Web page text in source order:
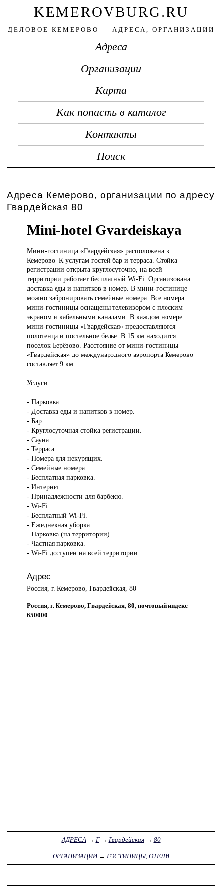
KEMEROVBURG.RU
ДЕЛОВОЕ КЕМЕРОВО — АДРЕСА, ОРГАНИЗАЦИИ
Адреса
Организации
Карта
Как попасть в каталог
Контакты
Поиск
Адреса Кемерово, организации по адресу
Гвардейская 80
Mini-hotel Gvardeiskaya
Мини-гостиница «Гвардейская»расположена в
Кемерово. К услугам гостей бар и терраса. Стойка
регистрации открыта круглосуточно, на всей
территории работает бесплатный Wi-Fi. Организована
доставка еды и напитков в номер. В мини-гостинице
можно забронировать семейные номера. Все номера
мини-гостиницы оснащены телевизором с плоским
экраном и кабельными каналами. В каждом номере
мини-гостиницы «Гвардейская» предоставляются
полотенца и постельное белье. В 15 км находится
поселок Берёзово. Расстояние от мини-гостиницы
«Гвардейская» до международного аэропорта Кемерово
составляет 9 км.
Услуги:
- Парковка.
- Доставка еды и напитков в номер.
- Бар.
- Круглосуточная стойка регистрации.
- Сауна.
- Терраса.
- Номера для некурящих.
- Семейные номера.
- Бесплатная парковка.
- Интернет.
- Принадлежности для барбекю.
- Wi-Fi.
- Бесплатный Wi-Fi.
- Ежедневная уборка.
- Парковка (на территории).
- Частная парковка.
- Wi-Fi доступен на всей территории.
Адрес
Россия, г. Кемерово, Гвардейская, 80
Россия, г. Кемерово, Гвардейская, 80, почтовый индекс
650000
АДРЕСА→ Г→ Гвардейская→ 80
ОРГАНИЗАЦИИ→ ГОСТИНИЦЫ, ОТЕЛИ